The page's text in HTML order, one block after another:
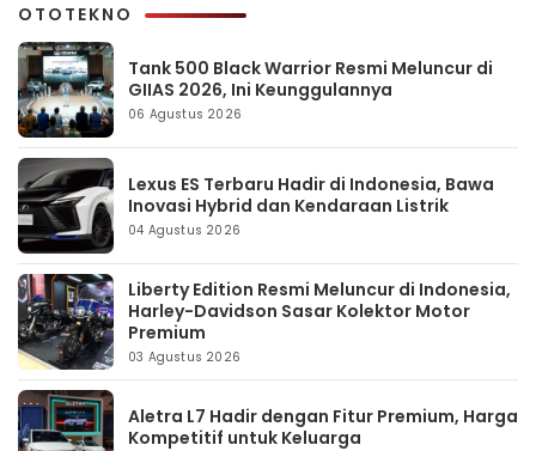
OTOTEKNO
Tank 500 Black Warrior Resmi Meluncur di
GIIAS 2026, Ini Keunggulannya
06 Agustus 2026
Lexus ES Terbaru Hadir di Indonesia, Bawa
Inovasi Hybrid dan Kendaraan Listrik
04 Agustus 2026
Liberty Edition Resmi Meluncur di Indonesia,
Harley-Davidson Sasar Kolektor Motor
Premium
03 Agustus 2026
Aletra L7 Hadir dengan Fitur Premium, Harga
Kompetitif untuk Keluarga